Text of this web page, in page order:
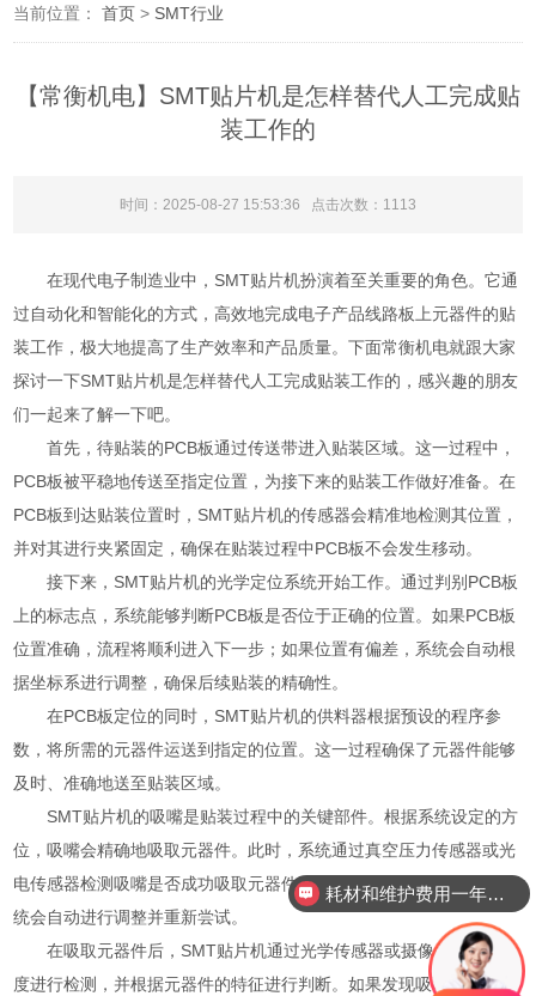
当前位置：首页 > SMT行业
【常衡机电】SMT贴片机是怎样替代人工完成贴
装工作的
时间：2025-08-27 15:53:36 点击次数： 1113
在现代电子制造业中，SMT贴片机扮演着至关重要的角色。它通
过自动化和智能化的方式，高效地完成电子产品线路板上元器件的贴
装工作，极大地提高了生产效率和产品质量。下面常衡机电就跟大家
探讨一下SMT贴片机是怎样替代人工完成贴装工作的，感兴趣的朋友
们一起来了解一下吧。
首先，待贴装的PCB板通过传送带进入贴装区域。这一过程中，
PCB板被平稳地传送至指定位置，为接下来的贴装工作做好准备。在
PCB板到达贴装位置时，SMT贴片机的传感器会精准地检测其位置，
并对其进行夹紧固定，确保在贴装过程中PCB板不会发生移动。
接下来，SMT贴片机的光学定位系统开始工作。通过判别PCB板
上的标志点，系统能够判断PCB板是否位于正确的位置。如果PCB板
位置准确，流程将顺利进入下一步；如果位置有偏差，系统会自动根
据坐标系进行调整，确保后续贴装的精确性。
在PCB板定位的同时，SMT贴片机的供料器根据预设的程序参
数，将所需的元器件运送到指定的位置。这一过程确保了元器件能够
及时、准确地送至贴装区域。
SMT贴片机的吸嘴是贴装过程中的关键部件。根据系统设定的方
位，吸嘴会精确地吸取元器件。此时，系统通过真空压力传感器或光
电传感器检测吸嘴是否成功吸取元器件。如果吸嘴未能成功吸取，系
统会自动进行调整并重新尝试。
在吸取元器件后，SMT贴片机通过光学传感器或摄像头对Z轴高
度进行检测，并根据元器件的特征进行判断。如果发现吸取的元件有
耗材和维护费用一年需要多少？